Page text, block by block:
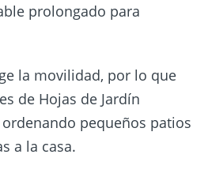
prolongado para
la movilidad, por lo que
de Hojas de Jardín
pequeños patios
a la casa.